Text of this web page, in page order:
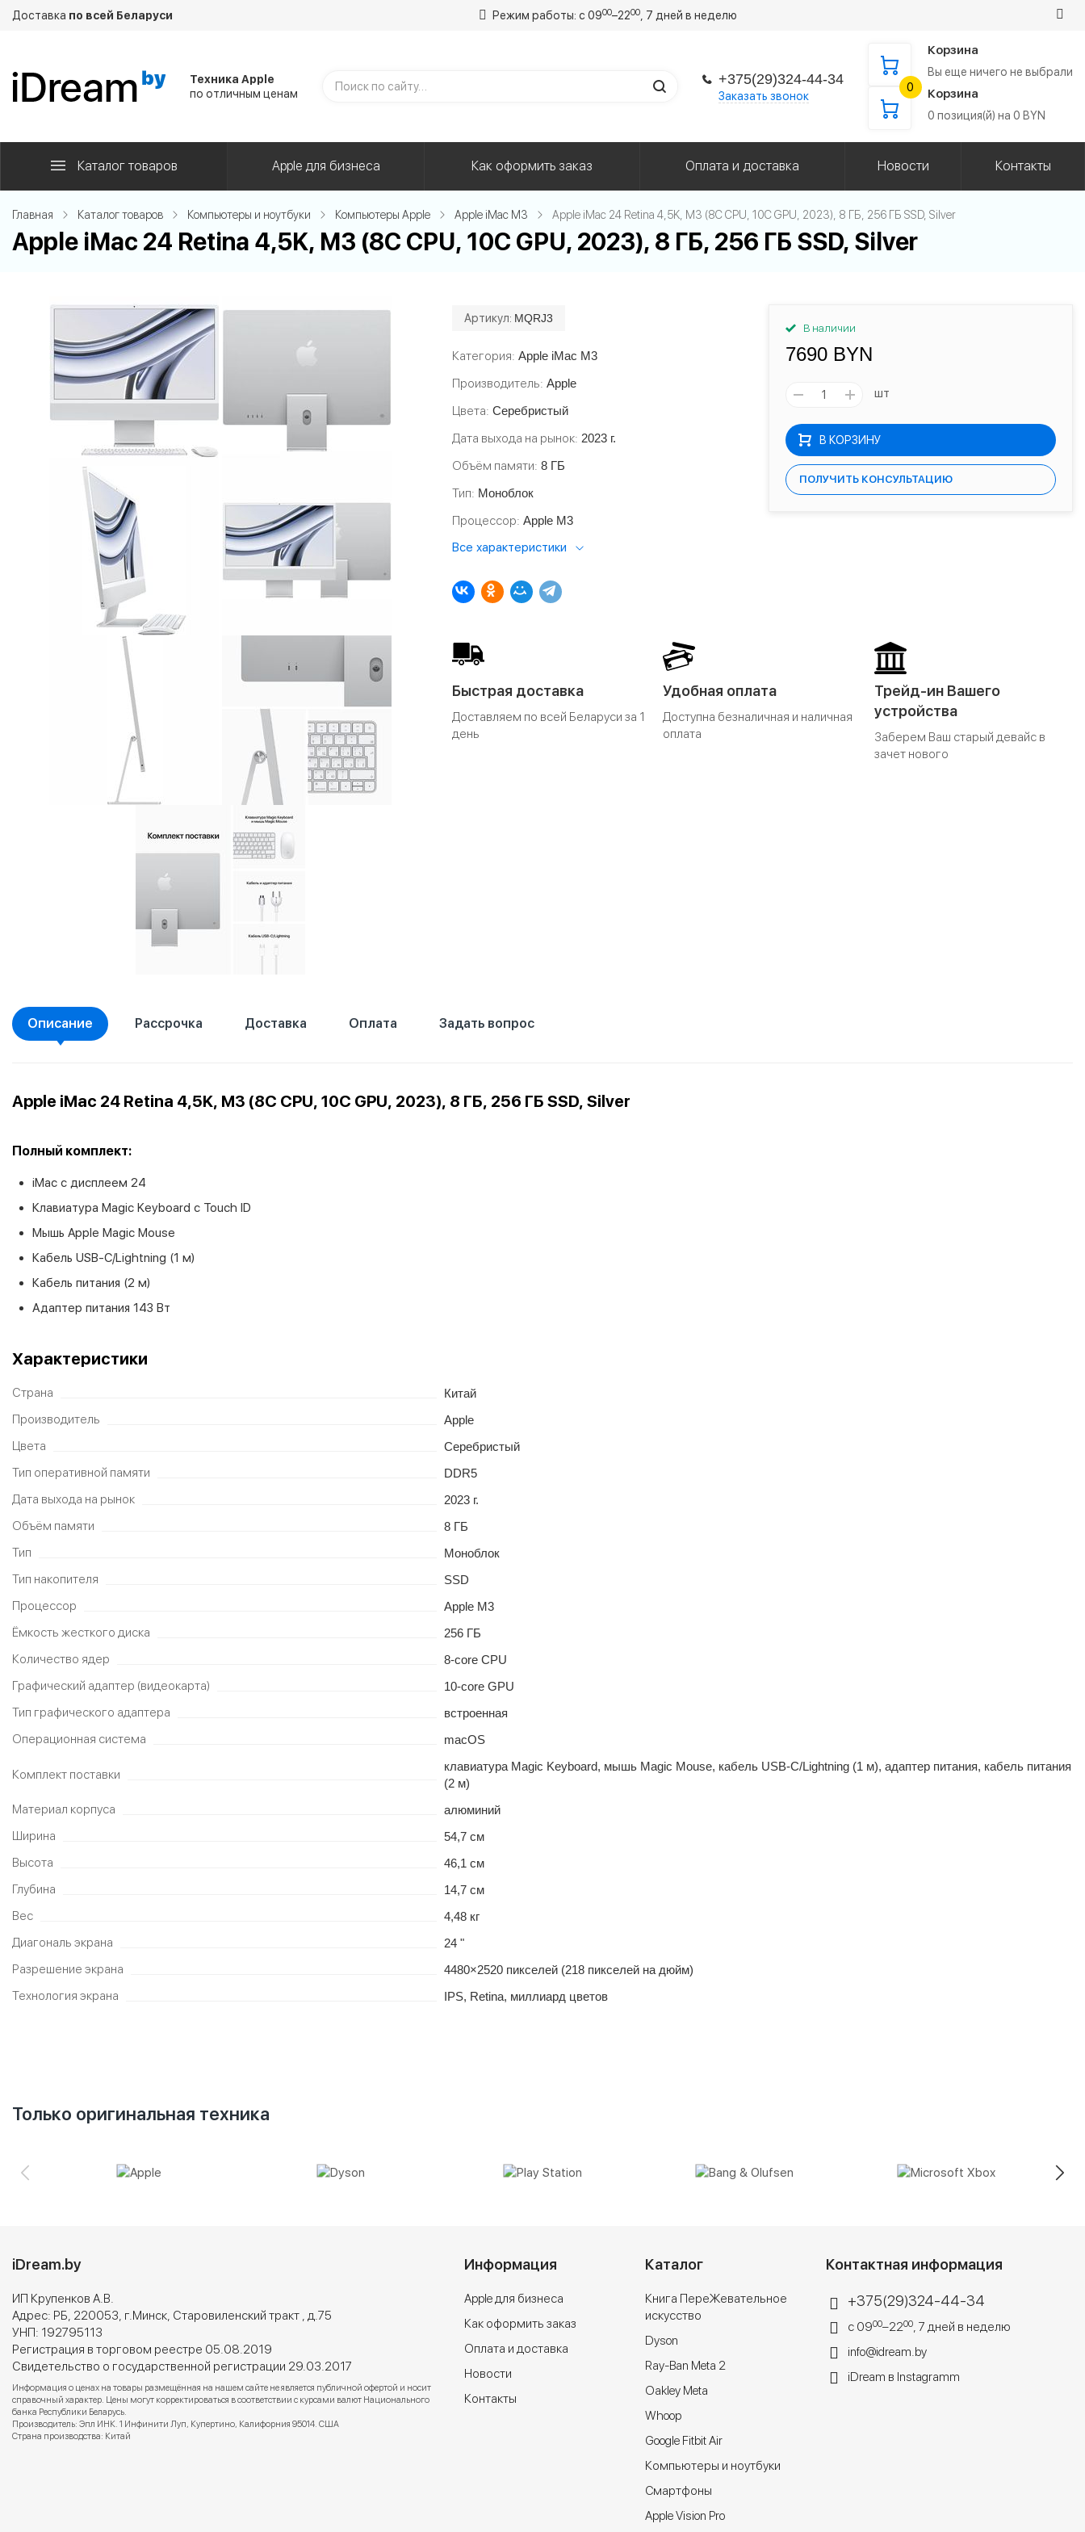
Доставка по всей Беларуси Режим работы: с 0900–2200, 7 дней в неделю
Техника Apple
по отличным ценам
+375(29)324-44-34
Заказать звонок
Корзина
Вы еще ничего не выбрали
0
Корзина
0 позиция(й) на 0 BYN
Каталог товаров Apple для бизнеса Как оформить заказ Оплата и доставка Новости Контакты
Главная Каталог товаров Компьютеры и ноутбуки Компьютеры Apple Apple iMac M3 Apple iMac 24 Retina 4,5K, M3 (8C CPU, 10C GPU, 2023), 8 ГБ, 256 ГБ SSD, Silver
Apple iMac 24 Retina 4,5K, M3 (8C CPU, 10C GPU, 2023), 8 ГБ, 256 ГБ SSD, Silver
Артикул: MQRJ3
Категория Apple iMac M3
Производитель Apple
Цвета Серебристый
Дата выхода на рынок 2023 г.
Объём памяти 8 ГБ
Тип Моноблок
Процессор Apple M3
Все характеристики
В наличии
7690 BYN
шт
В КОРЗИНУ
ПОЛУЧИТЬ КОНСУЛЬТАЦИЮ
Быстрая доставка
Доставляем по всей Беларуси за 1
день
Удобная оплата
Доступна безналичная и наличная
оплата
Трейд-ин Вашего
устройства
Заберем Ваш старый девайс в
зачет нового
Описание Рассрочка Доставка Оплата Задать вопрос
Apple iMac 24 Retina 4,5K, M3 (8C CPU, 10C GPU, 2023), 8 ГБ, 256 ГБ SSD, Silver
Полный комплект:
iMac с дисплеем 24
Клавиатура Magic Keyboard с Touch ID
Мышь Apple Magic Mouse
Кабель USB-C/Lightning (1 м)
Кабель питания (2 м)
Адаптер питания 143 Вт
Характеристики
Страна Китай
Производитель Apple
Цвета Серебристый
Тип оперативной памяти DDR5
Дата выхода на рынок 2023 г.
Объём памяти 8 ГБ
Тип Моноблок
Тип накопителя SSD
Процессор Apple M3
Ёмкость жесткого диска 256 ГБ
Количество ядер 8-core CPU
Графический адаптер (видеокарта) 10-core GPU
Тип графического адаптера встроенная
Операционная система macOS
Комплект поставки
клавиатура Magic Keyboard, мышь Magic Mouse, кабель USB-C/Lightning (1 м), адаптер питания, кабель питания
(2 м)
Материал корпуса алюминий
Ширина 54,7 см
Высота 46,1 см
Глубина 14,7 см
Вес 4,48 кг
Диагональ экрана 24 "
Разрешение экрана 4480×2520 пикселей (218 пикселей на дюйм)
Технология экрана IPS, Retina, миллиард цветов
Только оригинальная техника
iDream.by
ИП Крупенков А.В.
Адрес: РБ, 220053, г.Минск, Старовиленский тракт , д.75
УНП: 192795113
Регистрация в торговом реестре 05.08.2019
Свидетельство о государственной регистрации 29.03.2017
Информация о ценах на товары размещённая на нашем сайте не является публичной офертой и носит
справочный характер. Цены могут корректироваться в соответствии с курсами валют Национального
банка Республики Беларусь.
Производитель: Эпл ИНК. 1 Инфинити Луп, Купертино, Калифорния 95014. США
Страна производства: Китай
Информация
Apple для бизнеса
Как оформить заказ
Оплата и доставка
Новости
Контакты
Каталог
Книга ПереЖевательное
искусство
Dyson
Ray-Ban Meta 2
Oakley Meta
Whoop
Google Fitbit Air
Компьютеры и ноутбуки
Cмартфоны
Apple Vision Pro
Контактная информация
+375(29)324-44-34
с 0900–2200, 7 дней в неделю
info@idream.by
iDream в Instagramm